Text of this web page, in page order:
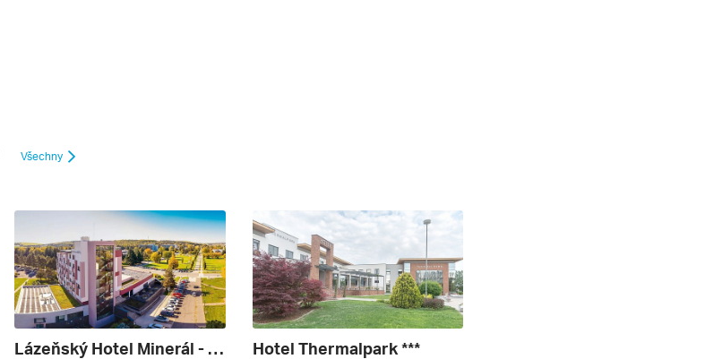
Všechny
Lázeňský Hotel Minerál - Lázeňská Dovolená S Polopenzí *** Hotel Thermalpark ***